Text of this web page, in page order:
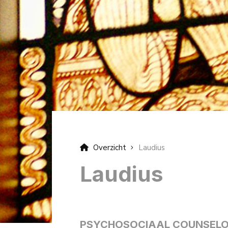
Overzicht Laudius
Laudius
PSYCHOSOCIAAL